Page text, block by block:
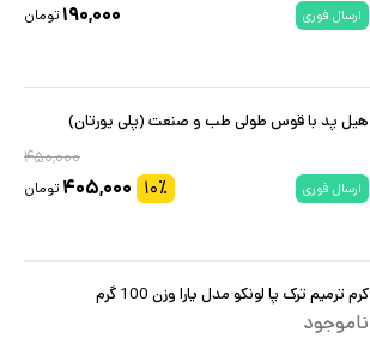
ارسال فوری ۱۹۰,۰۰۰ تومان
هیل پد با قوس طولی طب و صنعت (پلی یورتان)
۴۵۰,۰۰۰
ارسال فوری ۱۰٪ ۴۰۵,۰۰۰ تومان
کرم ترمیم ترک پا لونکو مدل یارا وزن 100 گرم
ناموجود